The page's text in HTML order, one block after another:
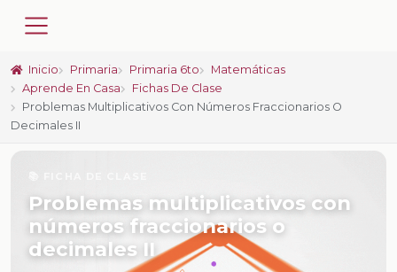
Inicio Primaria Primaria 6to
Matemáticas
Aprende En Casa
Fichas De Clase
Problemas Multiplicativos Con Números Fraccionarios O
Decimales II
Problemas multiplicativos con
números fraccionarios o
decimales II